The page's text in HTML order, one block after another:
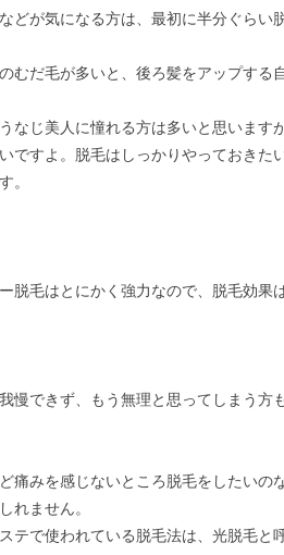
どが気になる方は、最初に半分ぐらい
むだ毛が多いと、後ろ髪をアップする
なじ美人に憧れる方は多いと思います
ですよ。脱毛はしっかりやっておきた
。
脱毛はとにかく強力なので、脱毛効果
慢できず、もう無理と思ってしまう方
痛みを感じないところ脱毛をしたいの
れません。
テで使われている脱毛法は、光脱毛と